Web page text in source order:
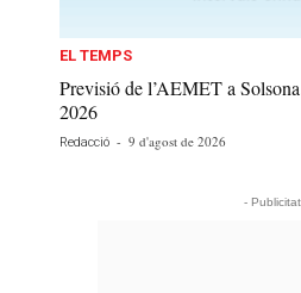
EL TEMPS
Previsió de l’AEMET a
2026
Redacció - 9 d'agost de 2026
-